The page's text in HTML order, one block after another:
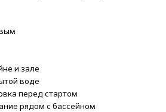
и зале
воде
перед стартом
рядом с бассейном